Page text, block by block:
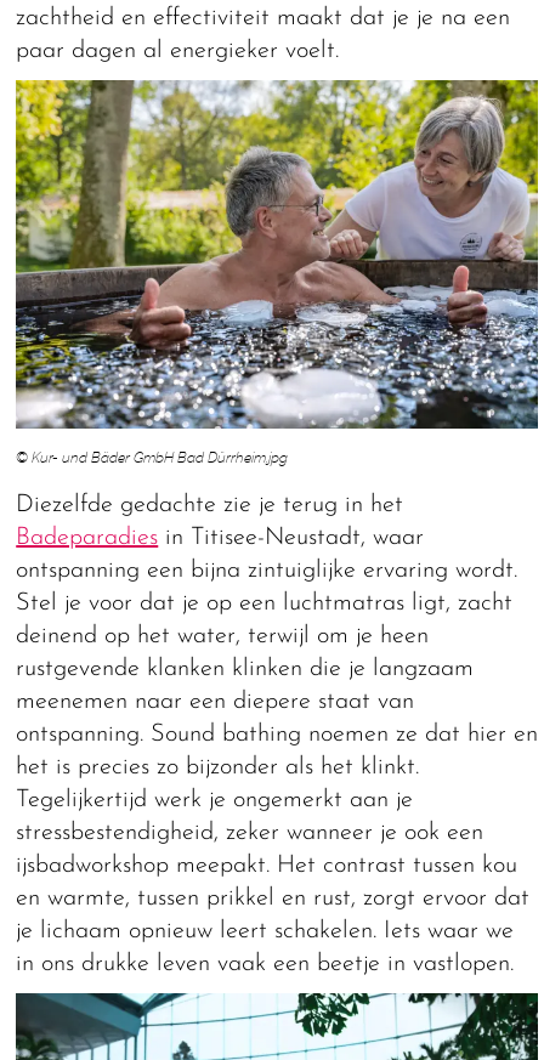
zachtheid en effectiviteit maakt dat je je na een
paar dagen al energieker voelt.
© Kur- und Bäder GmbH Bad Dürrheim.jpg
Diezelfde gedachte zie je terug in het
Badeparadies in Titisee-Neustadt, waar
ontspanning een bijna zintuiglijke ervaring wordt.
Stel je voor dat je op een luchtmatras ligt, zacht
deinend op het water, terwijl om je heen
rustgevende klanken klinken die je langzaam
meenemen naar een diepere staat van
ontspanning. Sound bathing noemen ze dat hier en
het is precies zo bijzonder als het klinkt.
Tegelijkertijd werk je ongemerkt aan je
stressbestendigheid, zeker wanneer je ook een
ijsbadworkshop meepakt. Het contrast tussen kou
en warmte, tussen prikkel en rust, zorgt ervoor dat
je lichaam opnieuw leert schakelen. Iets waar we
in ons drukke leven vaak een beetje in vastlopen.